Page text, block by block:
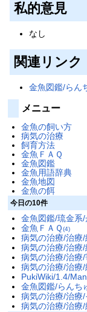
私的意見
なし
関連リンク
金魚図鑑/らん
メニュー
金魚の飼い方
病気の治療
飼育方法
金魚ＦＡＱ
金魚図鑑
金魚用語辞典
金魚地図
金魚の餌
今日の10件
金魚図鑑/琉金系/
金魚ＦＡＱ(4)
病気の治療/治療
病気の治療/治療
病気の治療/治療
病気の治療/治療
PukiWiki/1.4/
金魚図鑑/らんち
病気の治療/治療
病気の治療/治療